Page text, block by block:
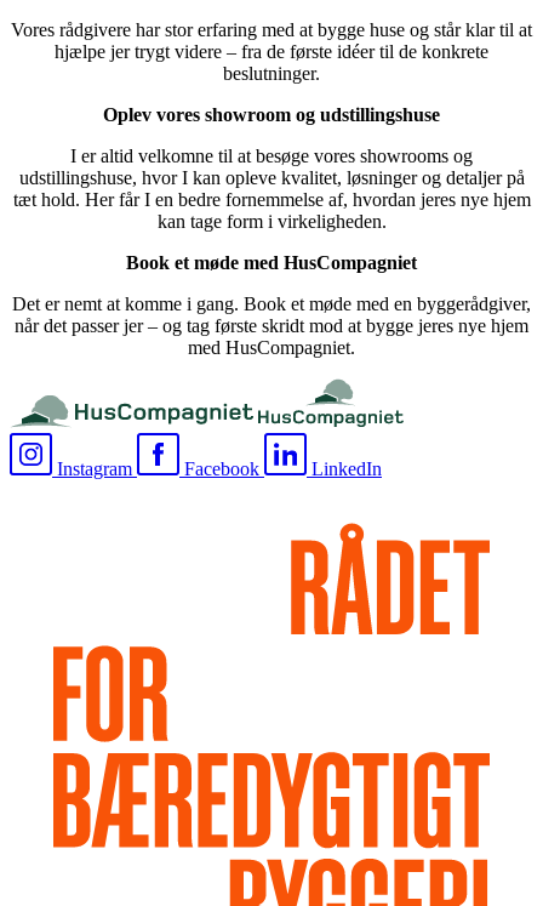
Vores rådgivere har stor erfaring med at bygge huse og står klar til at
hjælpe jer trygt videre – fra de første idéer til de konkrete
beslutninger.
Oplev vores showroom og udstillingshuse
I er altid velkomne til at besøge vores showrooms og
udstillingshuse, hvor I kan opleve kvalitet, løsninger og detaljer på
tæt hold. Her får I en bedre fornemmelse af, hvordan jeres nye hjem
kan tage form i virkeligheden.
Book et møde med HusCompagniet
Det er nemt at komme i gang. Book et møde med en byggerådgiver,
når det passer jer – og tag første skridt mod at bygge jeres nye hjem
med HusCompagniet.
Instagram Facebook LinkedIn